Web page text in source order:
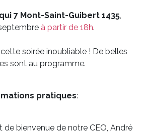
7 Mont-Saint-Guibert 1435,
à partir de 18h.
soirée inoubliable ! De belles
sont au programme.
pratiques:
de bienvenue de notre CEO, André